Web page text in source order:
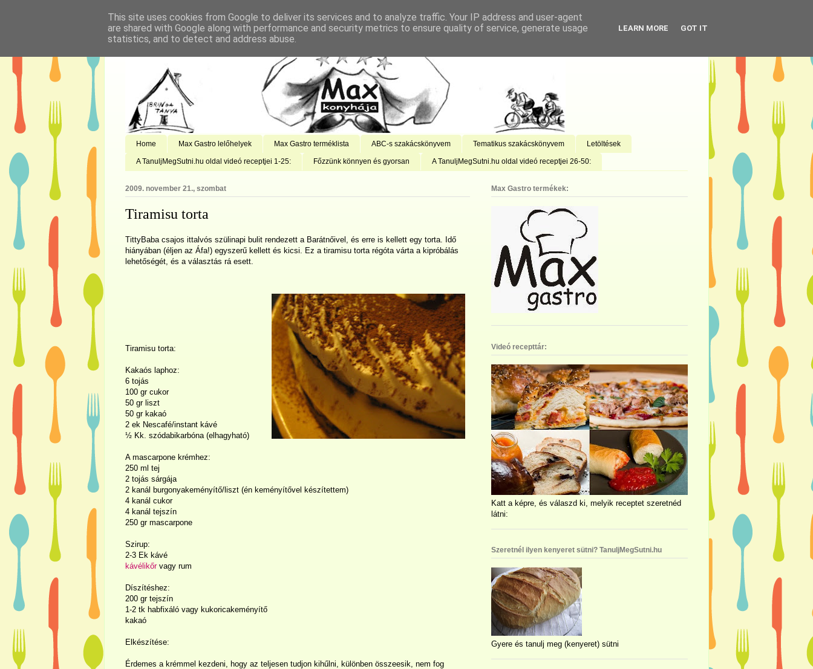
Home Max Gastro lelőhelyek Max Gastro terméklista ABC-s szakácskönyvem Tematikus szakácskönyvem Letöltések
A TanuljMegSutni.hu oldal videó receptjei 1-25: Főzzünk könnyen és gyorsan A TanuljMegSutni.hu oldal videó receptjei 26-50:
2009. november 21., szombat
Tiramisu torta
TittyBaba csajos ittalvós szülinapi bulit rendezett a Barátnőivel, és erre is kellett egy torta. Idő
hiányában (éljen az Áfa!) egyszerű kellett és kicsi. Ez a tiramisu torta régóta várta a kipróbálás
lehetőségét, és a választás rá esett.
Tiramisu torta:
Kakaós laphoz:
6 tojás
100 gr cukor
50 gr liszt
50 gr kakaó
2 ek Nescafé/instant kávé
½ Kk. szódabikarbóna (elhagyható)
A mascarpone krémhez:
250 ml tej
2 tojás sárgája
2 kanál burgonyakeményítő/liszt (én keményítővel készítettem)
4 kanál cukor
4 kanál tejszín
250 gr mascarpone
Szirup:
2-3 Ek kávé
kávélikőrvagy rum
Díszítéshez:
200 gr tejszín
1-2 tk habfixáló vagy kukoricakeményítő
kakaó
Elkészítése:
Érdemes a krémmel kezdeni, hogy az teljesen tudjon kihűlni, különben összeesik, nem fog
Max Gastro termékek:
Videó recepttár:
Katt a képre, és válaszd ki, melyik receptet szeretnéd
látni:
Szeretnél ilyen kenyeret sütni? TanuljMegSutni.hu
Gyere és tanulj meg (kenyeret) sütni
This site uses cookies from Google to deliver its services and to analyze traffic. Your IP address and user-agent
are shared with Google along with performance and security metrics to ensure quality of service, generate usage
statistics, and to detect and address abuse.
LEARN MORE GOT IT